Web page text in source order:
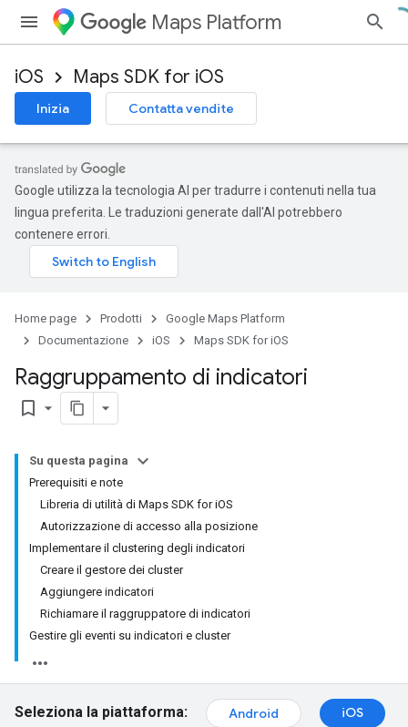
Maps Platform
iOS Maps SDK for iOS
Inizia Contatta vendite
Google utilizza la tecnologia AI per tradurre i contenuti nella tua
lingua preferita. Le traduzioni generate dall'AI potrebbero
contenere errori.
Home page Prodotti
Google Maps Platform
Documentazione
iOS Maps SDK for iOS
Raggruppamento di indicatori
bookmark_border
Su questa pagina
Prerequisiti e note
Libreria di utilità di Maps SDK for iOS
Autorizzazione di accesso alla posizione
Implementare il clustering degli indicatori
Creare il gestore dei cluster
Aggiungere indicatori
Richiamare il raggruppatore di indicatori
Gestire gli eventi su indicatori e cluster
Seleziona la piattaforma: Android
iOS